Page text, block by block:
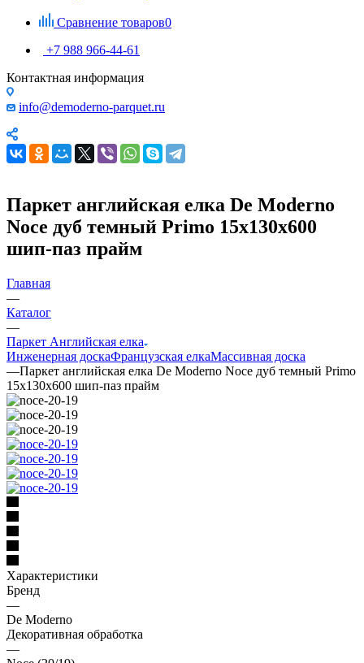
Сравнение товаров0
+7 988 966-44-61
Контактная информация
info@demoderno-parquet.ru
Паркет английская елка De Moderno
Noce дуб темный Primo 15х130х600
шип-паз прайм
Главная
—
Каталог
—
Паркет Английская елка
Инженерная доскаФранцузская елкаМассивная доска
—Паркет английская елка De Moderno Noce дуб темный Primo
15х130х600 шип-паз прайм
Характеристики
Бренд
—
De Moderno
Декоративная обработка
—